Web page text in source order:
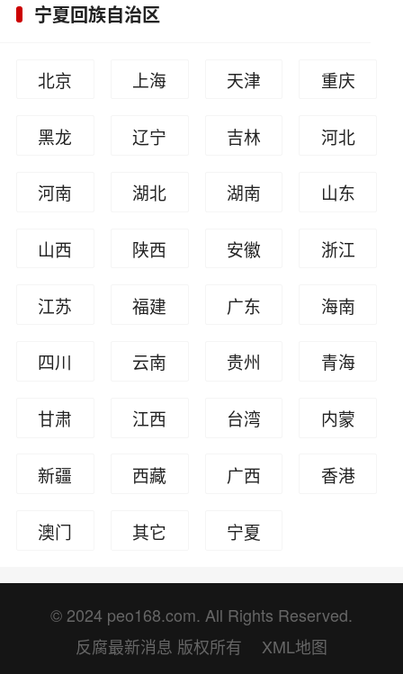
宁夏回族自治区
北京 上海 天津 重庆
黑龙
辽宁 吉林 河北
河南 湖北 湖南 山东
山西 陕西 安徽 浙江
江苏 福建 广东 海南
四川 云南 贵州 青海
甘肃 江西 台湾
内蒙
新疆 西藏 广西 香港
澳门
其它
宁夏
自治
区
© 2024 peo168.com. All Rights Reserved.
反腐最新消息 版权所有 XML地图